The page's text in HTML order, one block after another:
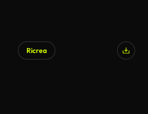
Ricrea